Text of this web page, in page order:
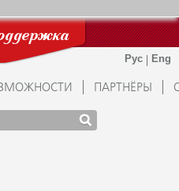
ПАРТНЁРЫ